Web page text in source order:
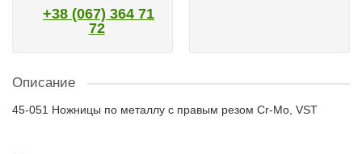
+38 (067) 364 71
72
Описание
45-051 Ножницы по металлу с правым резом Cr-Mo, VST